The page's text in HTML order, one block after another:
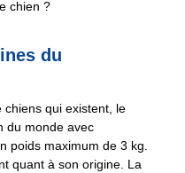
chien ?
du
chiens qui existent, le
du monde avec
poids maximum de 3 kg.
quant à son origine. La